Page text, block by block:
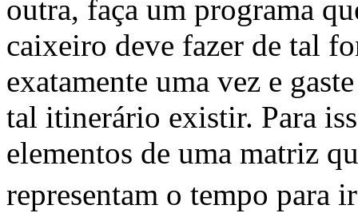
outra, faça um programa
caixeiro deve fazer de tal
exatamente uma vez e
tal itinerário existir. Para
elementos de uma matriz
representam o tempo para